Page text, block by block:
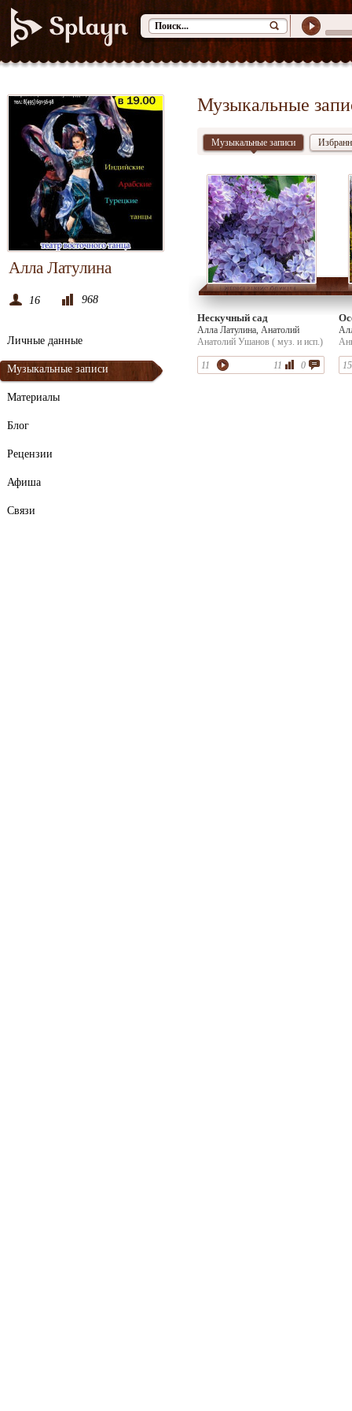
Алла Латулина
16 968
Личные данные
Музыкальные записи
Материалы
Блог
Рецензии
Афиша
Связи
Музыкальные
Музыкальные записи
Нескучный сад
Алла Латулина, Анатолий
Ушанов, Алла Латулина
Анатолий Ушанов ( муз. и исп.)
11 0
11 15